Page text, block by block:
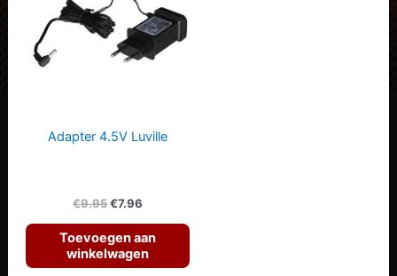
Adapter 4.5V Luville
€9.95Oorspronkelijke
was:
€9.95.
€7.96Huidige
is:
Toevoegen aan
winkelwagen